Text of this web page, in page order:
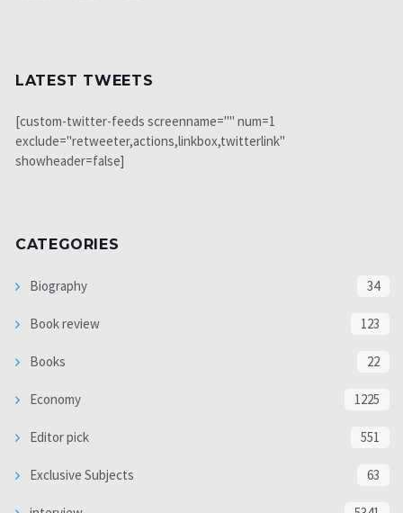
LATEST TWEETS
[custom-twitter-feeds screenname="" num=1
exclude="retweeter,actions,linkbox,twitterlink"
showheader=false]
CATEGORIES
Biography 34
Book review 123
Books 22
Economy 1225
Editor pick 551
Exclusive Subjects 63